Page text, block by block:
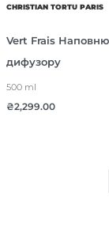
CHRISTIAN TORTU PARIS
Vert Frais
дифузору
500 ml
₴2,299.00